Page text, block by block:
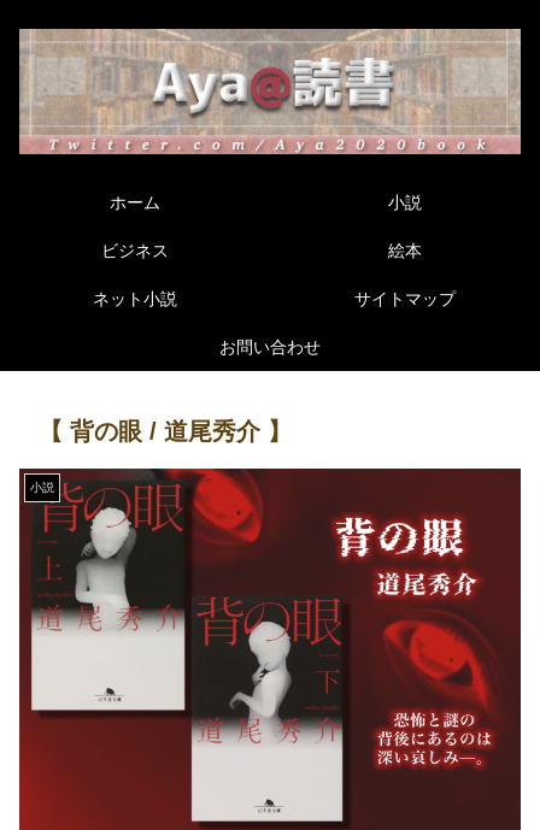
ホーム 小説
ビジネス 絵本
ネット小説 サイトマップ
お問い合わせ
【 背の眼 / 道尾秀介 】
小説